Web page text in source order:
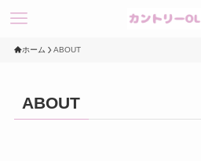
ホーム ABOUT
ABOUT